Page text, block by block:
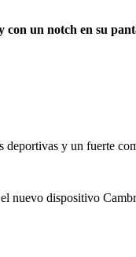
un notch en su
deportivas y un fuerte
nuevo dispositivo